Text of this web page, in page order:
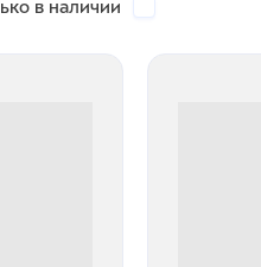
в наличии